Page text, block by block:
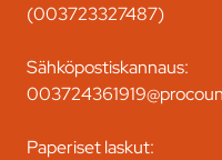
(003723327487)
Sähköpostiskannaus:
Paperiset laskut: